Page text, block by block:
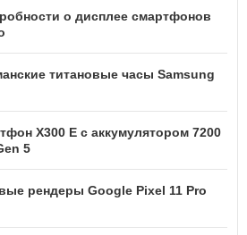
о дисплее смартфонов
титановые часы Samsung
X300 E с аккумулятором 7200
5
рендеры Google Pixel 11 Pro